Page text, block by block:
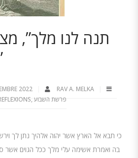
תנה לנו מלך”,
2022
RAV A. MELKA
, פרשת השבוע
כי תבא אל הארץ אשר יהוה אלהיך נתן לך
בה ואמרת אשימה עלי מלך ככל הגוים אשר